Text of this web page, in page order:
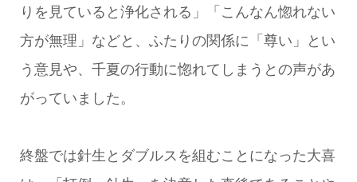
りを見ていると浄化される」「こんなん惚れない
方が無理」などと、ふたりの関係に「尊い」とい
う意見や、千夏の行動に惚れてしまうとの声があ
がっていました。
終盤では針生とダブルスを組むことになった大喜